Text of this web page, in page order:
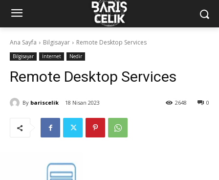
Ana Sayfa Bilgisayar Remote Desktop Services
Bilgisayar İnternet Nedir
Remote Desktop Services
By bariscelik 18 Nisan 2023 0
2648